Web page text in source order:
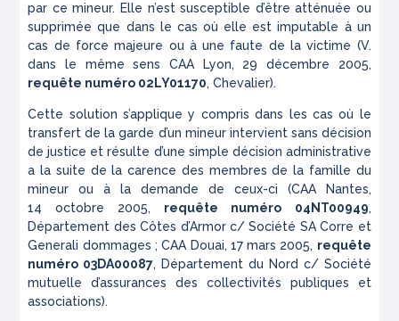
par ce mineur. Elle n’est susceptible d’être atténuée ou
supprimée que dans le cas où elle est imputable à un
cas de force majeure ou à une faute de la victime (V.
dans le même sens CAA Lyon, 29 décembre 2005,
requête numéro 02LY01170, Chevalier).
Cette solution s’applique y compris dans les cas où le
transfert de la garde d’un mineur intervient sans décision
de justice et résulte d’une simple décision administrative
a la suite de la carence des membres de la famille du
mineur ou à la demande de ceux-ci (CAA Nantes,
14 octobre 2005, requête numéro 04NT00949,
Département des Côtes d’Armor c/ Société SA Corre et
Generali dommages ; CAA Douai, 17 mars 2005, requête
numéro 03DA00087, Département du Nord c/ Société
mutuelle d’assurances des collectivités publiques et
associations).